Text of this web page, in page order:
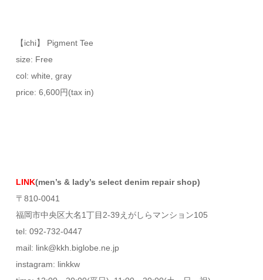
【ichi】 Pigment Tee
size: Free
col: white, gray
price: 6,600円(tax in)
LINK(men’s & lady’s select denim repair shop)
〒810-0041
福岡市中央区大名1丁目2-39えがしらマンション105
tel: 092-732-0447
mail: link@kkh.biglobe.ne.jp
instagram: linkkw